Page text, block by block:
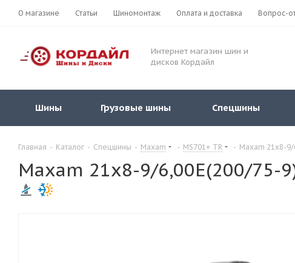
О магазине Статьи Шиномонтаж Оплата и доставка Вопрос-
Интернет магазин шин и
дисков Кордайл
Шины Грузовые шины Спецшины
Главная - Каталог - Спецшины - Maxam - MS701+ TR - Maxam 21x8-
Maxam 21x8-9/6,00E(200/75-